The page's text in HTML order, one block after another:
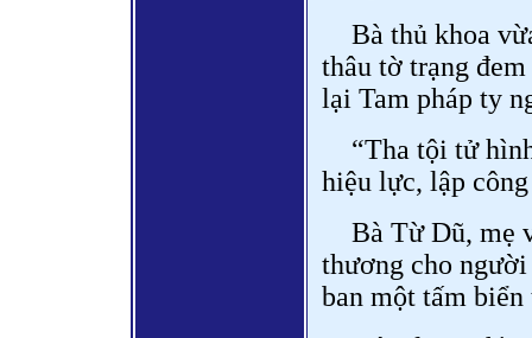
Bà thủ khoa
thâu tờ trạng
lại Tam pháp ty
“Tha tội tử
hiệu lực, lập
Bà Từ Dũ, mẹ
thương cho
ban một tấm